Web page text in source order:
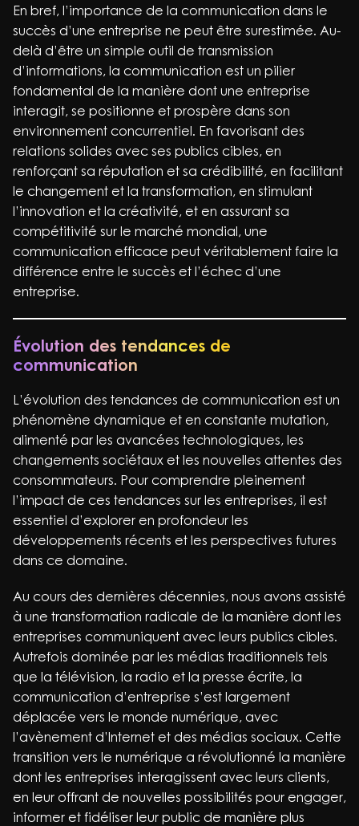
En bref, l’importance de la communication dans le
succès d’une entreprise ne peut être surestimée. Au-
delà d’être un simple outil de transmission
d’informations, la communication est un pilier
fondamental de la manière dont une entreprise
interagit, se positionne et prospère dans son
environnement concurrentiel. En favorisant des
relations solides avec ses publics cibles, en
renforçant sa réputation et sa crédibilité, en facilitant
le changement et la transformation, en stimulant
l’innovation et la créativité, et en assurant sa
compétitivité sur le marché mondial, une
communication efficace peut véritablement faire la
différence entre le succès et l’échec d’une
entreprise.
Évolution des tendances de
communication
L’évolution des tendances de communication est un
phénomène dynamique et en constante mutation,
alimenté par les avancées technologiques, les
changements sociétaux et les nouvelles attentes des
consommateurs. Pour comprendre pleinement
l’impact de ces tendances sur les entreprises, il est
essentiel d’explorer en profondeur les
développements récents et les perspectives futures
dans ce domaine.
Au cours des dernières décennies, nous avons assisté
à une transformation radicale de la manière dont les
entreprises communiquent avec leurs publics cibles.
Autrefois dominée par les médias traditionnels tels
que la télévision, la radio et la presse écrite, la
communication d’entreprise s’est largement
déplacée vers le monde numérique, avec
l’avènement d’Internet et des médias sociaux. Cette
transition vers le numérique a révolutionné la manière
dont les entreprises interagissent avec leurs clients,
en leur offrant de nouvelles possibilités pour engager,
informer et fidéliser leur public de manière plus